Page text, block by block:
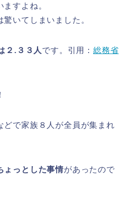
ますよね。
いてしまいました。
２.３３人 です。引用：総務省
どで家族８人が全員が集まれ
ょっとした事情があったので